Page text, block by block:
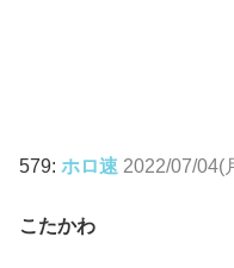
579: ホロ速 2022/07/04(
こたかわ